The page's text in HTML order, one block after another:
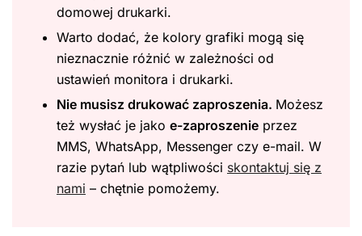
domowej drukarki.
Warto dodać, że kolory grafiki mogą się
nieznacznie różnić w zależności od
ustawień monitora i drukarki.
Nie musisz drukować zaproszenia. Możesz
też wysłać je jako e-zaproszenie przez
MMS, WhatsApp, Messenger czy e-mail. W
razie pytań lub wątpliwości skontaktuj się z
nami – chętnie pomożemy.